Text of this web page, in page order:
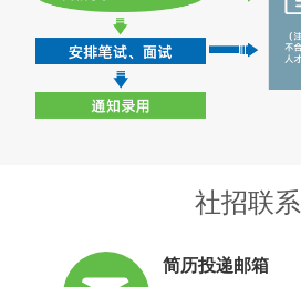
社招联系
简历投递邮箱